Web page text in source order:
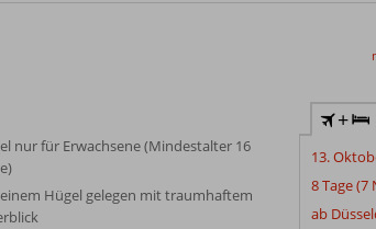
nur für Erwachsene (Mindestalter 16
Hügel gelegen mit traumhaftem
+
13.
8 Tage (7
ab